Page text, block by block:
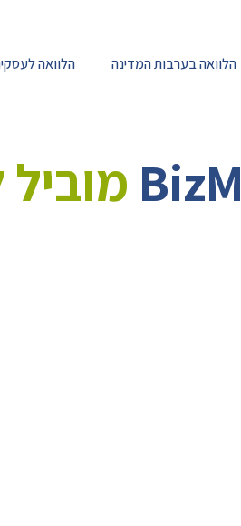
הלוואה בערבות המדינה הלוואה